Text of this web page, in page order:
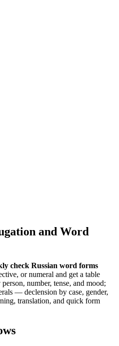
and Word
check Russian word forms
or numeral and get a table
number, tense, and mood;
— declension by case, gender,
translation, and quick form